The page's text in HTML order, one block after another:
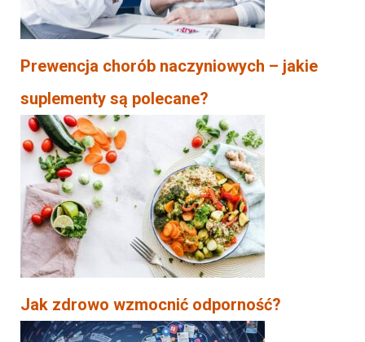
Prewencja chorób naczyniowych – jakie
suplementy są polecane?
Jak zdrowo wzmocnić odporność?